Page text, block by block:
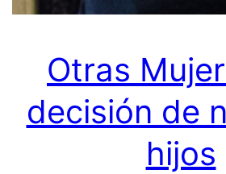
Otras
decisión de
hijos